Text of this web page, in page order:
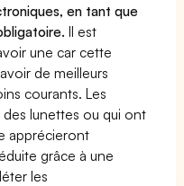
en tant que
Il est
une car cette
de meilleurs
courants. Les
lunettes ou qui ont
apprécieront
grâce à une
les